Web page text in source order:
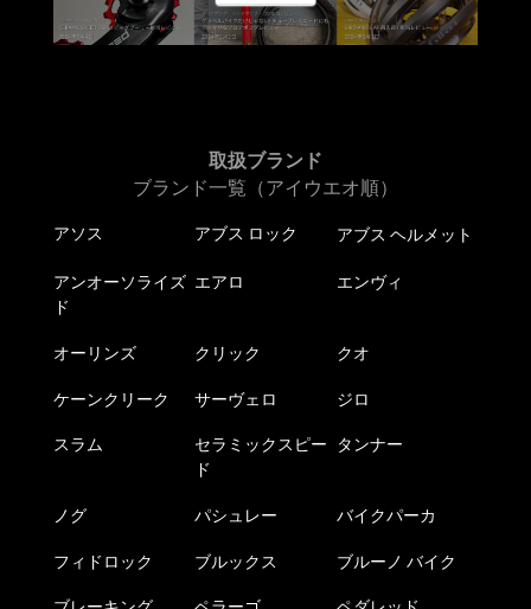
取扱ブランド
ブランド一覧（アイウエオ順）
アソス アブス ロック アブス ヘルメット
アンオーソライズ
ド
エアロ エンヴィ
オーリンズ クリック クオ
ケーンクリーク サーヴェロ ジロ
スラム
セラミックスピー
ド
タンナー
ノグ パシュレー バイクパーカ
フィドロック ブルックス ブルーノ バイク